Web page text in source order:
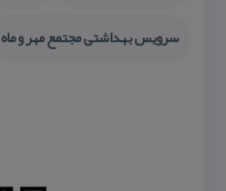
سرویس بهداشتی مجتمع مهر و ماه